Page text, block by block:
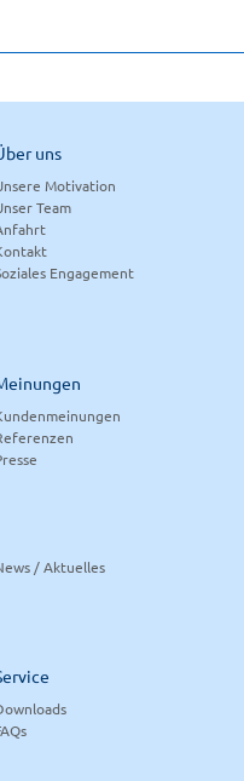
uns
Motivation
Team
Engagement
/ Aktuelles